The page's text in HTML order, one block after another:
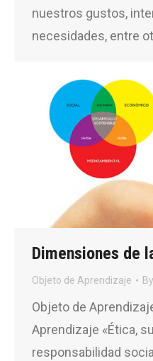
nuestros gustos,
necesidades, entre
Dimensiones de
Objeto de Aprendizaje By
Objeto de
Aprendizaje «Ética,
responsabilidad